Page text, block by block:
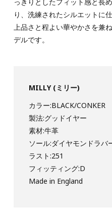
り、洗練されたシルエットに
上品さと程よい華やかさを兼
デルです。
MILLY (ミリー)
カラー:BLACK/CONKER
製法:グッドイヤー
素材:牛革
ソール:ダイヤモンドラバ
ラスト:251
フィッティング:D
Made in England